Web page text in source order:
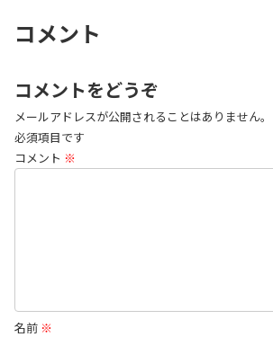
コメント
コメントをどうぞ
メールアドレスが公開されることはありません。
必須項目です
コメント ※
名前 ※